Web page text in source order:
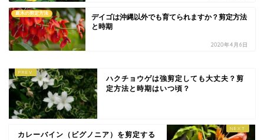
庭木の剪定方法
デイゴは沖縄以外でも育てられますか？剪定方法
と時期
2020年4月6日
ハクチョウゲは強剪定しても大丈夫？剪
定方法と時期はいつ頃？
カレーバイン（ビグノニア）を剪定する